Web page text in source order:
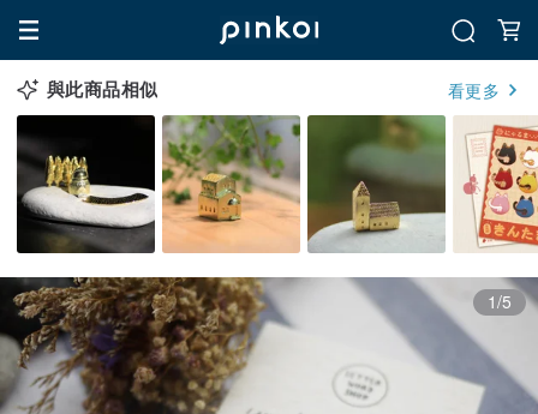
與此商品相似 看更多
1/5